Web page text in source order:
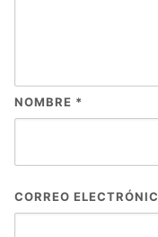
NOMBRE *
CORREO